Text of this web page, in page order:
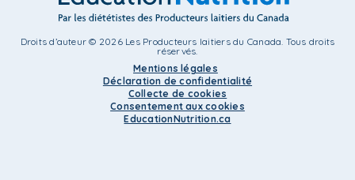
Droits d’auteur © 2026 Les Producteurs laitiers du Canada. Tous droits
réservés.
Mentions légales
Déclaration de confidentialité
Collecte de cookies
Consentement aux cookies
EducationNutrition.ca